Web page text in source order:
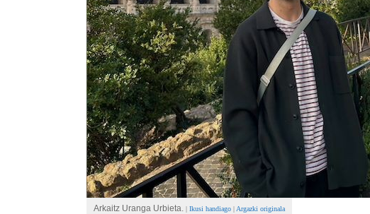
Arkaitz Uranga Urbieta. | Ikusi handiago | Argazki originala